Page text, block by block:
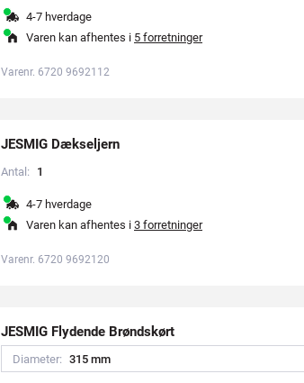
4-7 hverdage
Varen kan afhentes i 5 forretninger
Varenr. 6720 9692112
JESMIG Dækseljern
Antal:
1
4-7 hverdage
Varen kan afhentes i 3 forretninger
Varenr. 6720 9692120
JESMIG Flydende Brøndskørt
Diameter: 31 5 mm